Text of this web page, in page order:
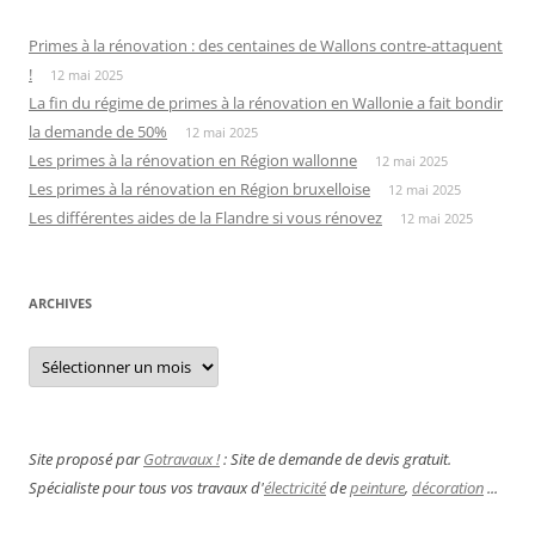
Primes à la rénovation : des centaines de Wallons contre-attaquent
!
12 mai 2025
La fin du régime de primes à la rénovation en Wallonie a fait bondir
la demande de 50%
12 mai 2025
Les primes à la rénovation en Région wallonne 12 mai 2025
Les primes à la rénovation en Région bruxelloise 12 mai 2025
Les différentes aides de la Flandre si vous rénovez 12 mai 2025
ARCHIVES
Archives
Site proposé parGotravaux !: Site de demande de devis gratuit.
Spécialiste pour tous vos travaux d'électricitédepeinture, décoration...